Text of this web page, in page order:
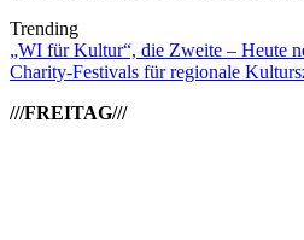
Trending
„WI für Kultur“, die Zweite – Heute
Charity-Festivals für regionale
///FREITAG///